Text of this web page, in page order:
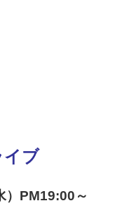
イブ
PM19:00～